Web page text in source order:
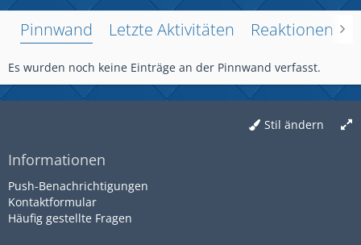
Pinnwand Letzte Aktivitäten Reaktionen
Es wurden noch keine Einträge an der Pinnwand verfasst.
Stil ändern
Informationen
Push-Benachrichtigungen
Kontaktformular
Häufig gestellte Fragen